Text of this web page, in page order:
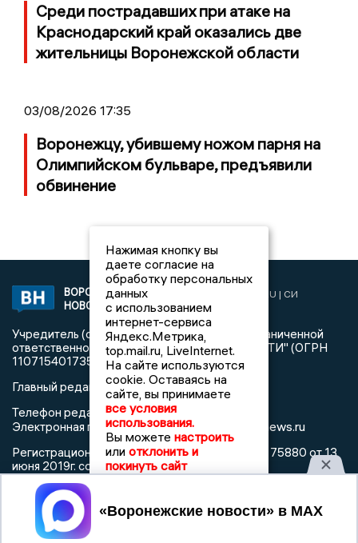
Среди пострадавших при атаке на
Краснодарский край оказались две
жительницы Воронежской области
03/08/2026 17:35
Воронежцу, убившему ножом парня на
Олимпийском бульваре, предъявили
обвинение
ВОРОНЕЖСКИЕ
НОВОСТИ
2019 © VORONEZHNEWS.RU | СИ
«Воронежские новости»
Учредитель (соучредители): Общество с ограниченной
ответственностью "РЕГИОНАЛЬНЫЕ НОВОСТИ" (ОГРН
1107154017354)
Главный редактор: Пирогов А.А.
Телефон редакции: +7 (473) 262 77 92
Электронная почта редакции:info@voronezhnews.ru
Регистрационный номер: серия Эл № ФС 77 - 75880 от 13
июня 2019г. согласно выписке из реестра
зарегистрированных средств массовой информации
выдана Федеральной службой по надзору в сфере связи,
информационных технологий и массовых коммуникаций
Нажимая кнопку вы
даете согласие на
обработку персональных
данных
с использованием
интернет-сервиса
Яндекс.Метрика,
top.mail.ru, LiveInternet.
На сайте используются
cookie. Оставаясь на
сайте, вы принимаете
все условия
использования.
Вы можете настроить
или отклонить и
покинуть сайт
Принять